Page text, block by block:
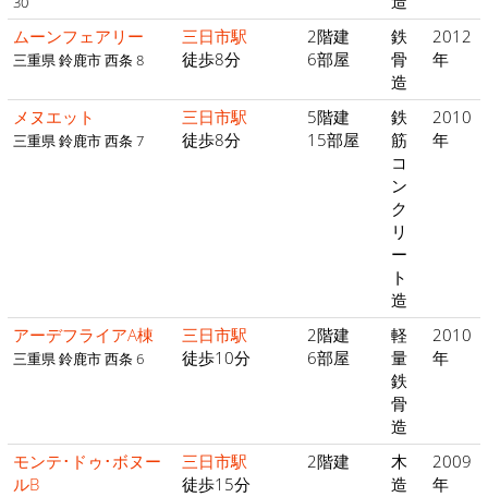
ムーンフェアリー
三重県 鈴鹿市 西条 8
三日市駅
徒歩8分
2階建
6部屋
鉄
骨
造
2012
年
メヌエット
三重県 鈴鹿市 西条 7
三日市駅
徒歩8分
5階建
15部屋
鉄
筋
コ
ン
ク
リ
ー
ト
造
2010
年
アーデフライアA棟
三重県 鈴鹿市 西条 6
三日市駅
徒歩10分
2階建
6部屋
軽
量
鉄
骨
造
2010
年
モンテ･ドゥ･ボヌー
ルB
三日市駅
徒歩15分
2階建
木
造
2009
年